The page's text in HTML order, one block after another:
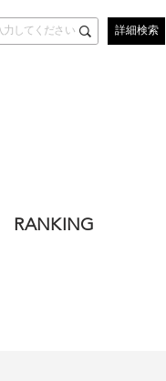
詳細検索
RANKING